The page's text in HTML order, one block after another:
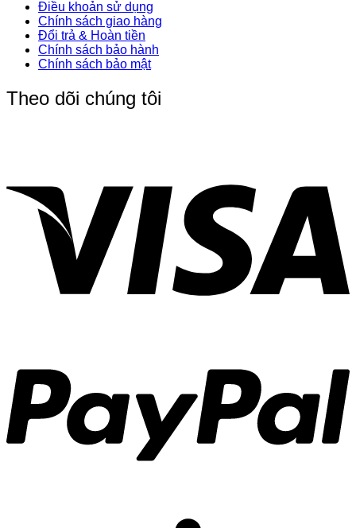
Điều khoản sử dụng
Chính sách giao hàng
Đổi trả & Hoàn tiền
Chính sách bảo hành
Chính sách bảo mật
Theo dõi chúng tôi